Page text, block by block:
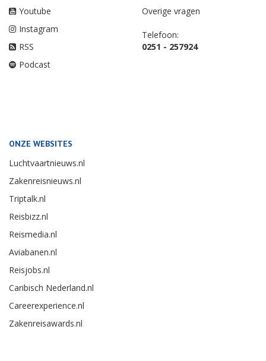
Youtube
Instagram
RSS
Podcast
Overige vragen
Telefoon:
0251 - 257924
ONZE WEBSITES
Luchtvaartnieuws.nl
Zakenreisnieuws.nl
Triptalk.nl
Reisbizz.nl
Reismedia.nl
Aviabanen.nl
Reisjobs.nl
Caribisch Nederland.nl
Careerexperience.nl
Zakenreisawards.nl